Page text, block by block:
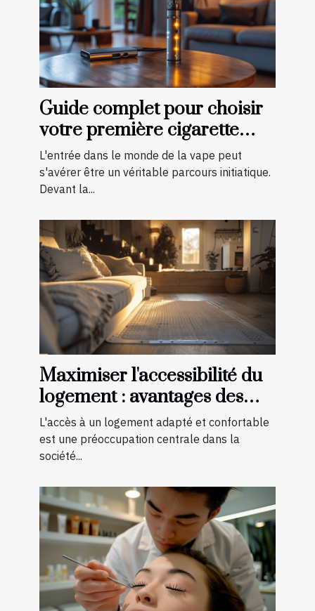
Guide complet pour choisir
votre première cigarette
électronique
L'entrée dans le monde de la vape peut
s'avérer être un véritable parcours initiatique.
Devant la...
Maximiser l'accessibilité du
logement : avantages des
aménagements préventifs
L'accès à un logement adapté et confortable
est une préoccupation centrale dans la
société...